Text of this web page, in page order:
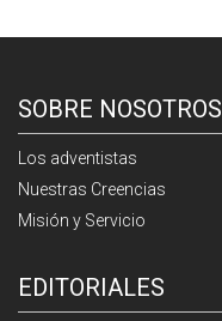
SOBRE NOSOTROS
Los adventistas
Nuestras Creencias
Misión y Servicio
EDITORIALES